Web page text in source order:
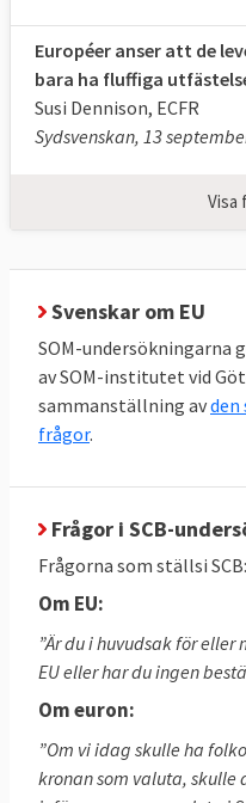
Européer anser att de
bara ha fluffiga
Susi Dennison, ECFR
Sydsvenskan, 13
Visa
Svenskar om EU
SOM-undersökningarna
av SOM-institutet vid
sammanställning avden
frågor.
Frågor i SCB-
Frågorna som ställsi
Om EU:
”Är du i huvudsak för
EU eller har du ingen
Om euron:
”Om vi idag skulle ha
kronan som valuta, skulle